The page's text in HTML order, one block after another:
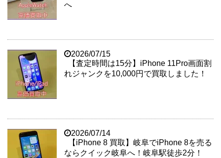
へ
2026/07/15
【査定時間は15分】iPhone 11Pro画面割
れジャンクを10,000円で買取しました！
2026/07/14
【iPhone 8 買取】岐阜でiPhone 8を売る
ならクイック岐阜へ！岐阜駅徒歩2分！